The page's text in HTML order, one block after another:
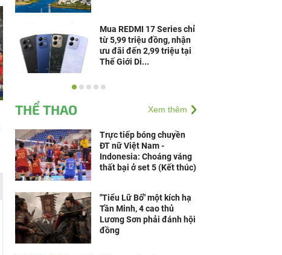
Mua REDMI 17 Series chỉ
từ 5,99 triệu đồng, nhận
ưu đãi đến 2,99 triệu tại
Thế Giới Di...
Doanh nghiệp cần gì để
THỂ THAO Xem thêm
Trực tiếp bóng chuyền
ĐT nữ Việt Nam -
Indonesia: Choáng váng
thất bại ở set 5 (Kết thúc)
"Tiểu Lữ Bố" một kích hạ
Tần Minh, 4 cao thủ
Lương Sơn phải đánh hội
đồng